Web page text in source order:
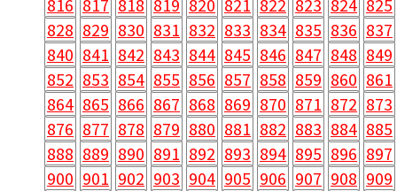
816 817 818 819 820 821 822 823 824 825
828 829 830 831 832 833 834 835 836 837
840 841 842 843 844 845 846 847 848 849
852 853 854 855 856 857 858 859 860 861
864 865 866 867 868 869 870 871 872 873
876 877 878 879 880 881 882 883 884 885
888 889 890 891 892 893 894 895 896 897
900 901 902 903 904 905 906 907 908 909